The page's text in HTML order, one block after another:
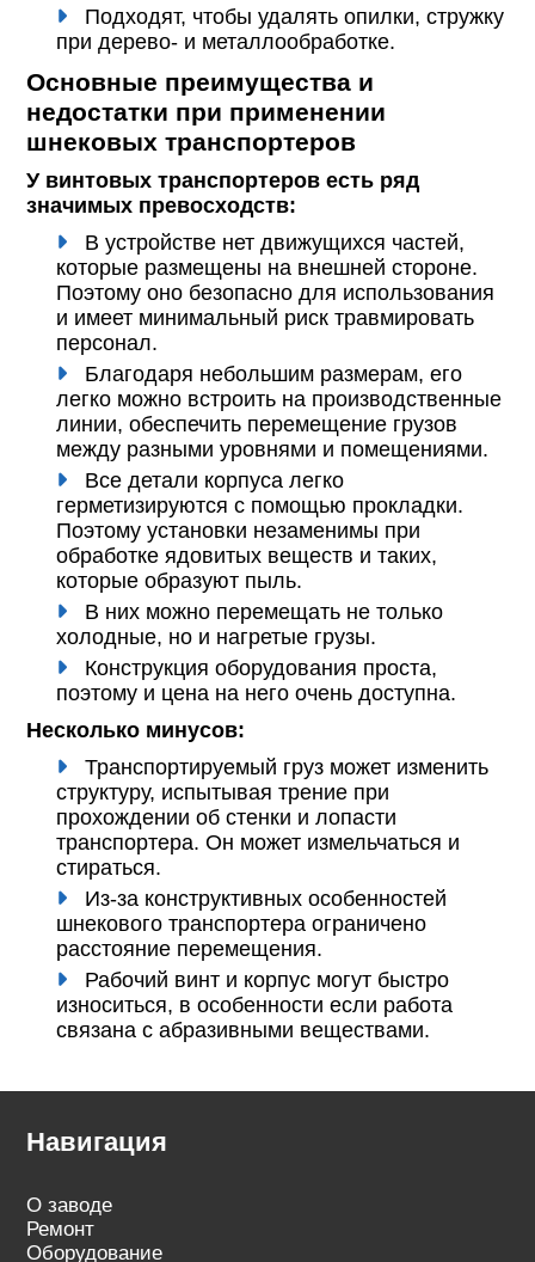
Подходят, чтобы удалять опилки, стружку
при дерево- и металлообработке.
Основные преимущества и
недостатки при применении
шнековых транспортеров
У винтовых транспортеров есть ряд
значимых превосходств:
В устройстве нет движущихся частей,
которые размещены на внешней стороне.
Поэтому оно безопасно для использования
и имеет минимальный риск травмировать
персонал.
Благодаря небольшим размерам, его
легко можно встроить на производственные
линии, обеспечить перемещение грузов
между разными уровнями и помещениями.
Все детали корпуса легко
герметизируются с помощью прокладки.
Поэтому установки незаменимы при
обработке ядовитых веществ и таких,
которые образуют пыль.
В них можно перемещать не только
холодные, но и нагретые грузы.
Конструкция оборудования проста,
поэтому и цена на него очень доступна.
Несколько минусов:
Транспортируемый груз может изменить
структуру, испытывая трение при
прохождении об стенки и лопасти
транспортера. Он может измельчаться и
стираться.
Из-за конструктивных особенностей
шнекового транспортера ограничено
расстояние перемещения.
Рабочий винт и корпус могут быстро
износиться, в особенности если работа
связана с абразивными веществами.
Навигация
О заводе
Ремонт
Оборудование